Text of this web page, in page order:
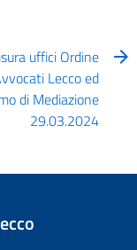
uffici Ordine
Lecco ed
di Mediazione
29.03.2024